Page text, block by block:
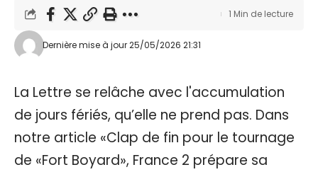
Dernière mise à jour 25/05/2026 21:31
1 Min de lecture
La Lettre se relâche avec l'accumulation
de jours fériés, qu’elle ne prend pas. Dans
notre article «Clap de fin pour le tournage
de «Fort Boyard», France 2 prépare sa